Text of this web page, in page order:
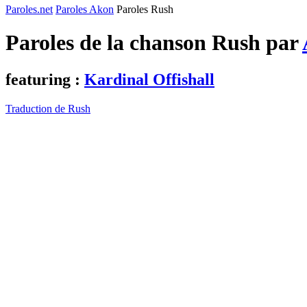
Paroles.net Paroles Akon Paroles Rush
Paroles de la chanson Rush par
featuring : Kardinal Offishall
Traduction de Rush